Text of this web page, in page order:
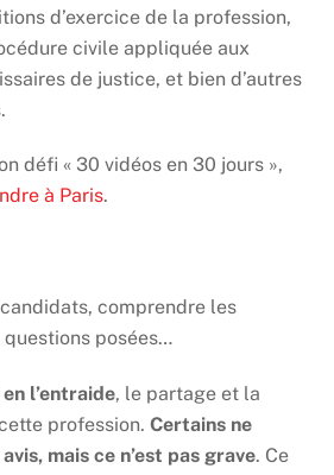
d’exercice de la profession,
civile appliquée aux
de justice, et bien d’autres
défi « 30 vidéos en 30 jours »,
à Paris.
comprendre les
posées…
l’entraide, le partage et la
profession.Certains ne
mais ce n’est pas grave. Ce